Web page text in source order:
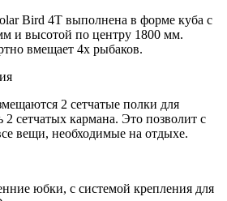
Bird 4Т выполнена в форме куба с
и высотой по центру 1800 мм.
вмещает 4х рыбаков.
2 сетчатые полки для
2 сетчатых кармана. Это позволит с
вещи, необходимые на отдыхе.
юбки, с системой крепления для